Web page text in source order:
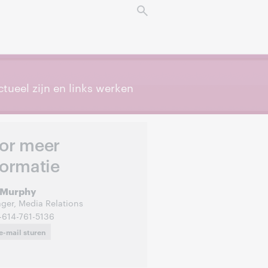
zijn en links werken
meer
Media Relations
761-5136
mail sturen